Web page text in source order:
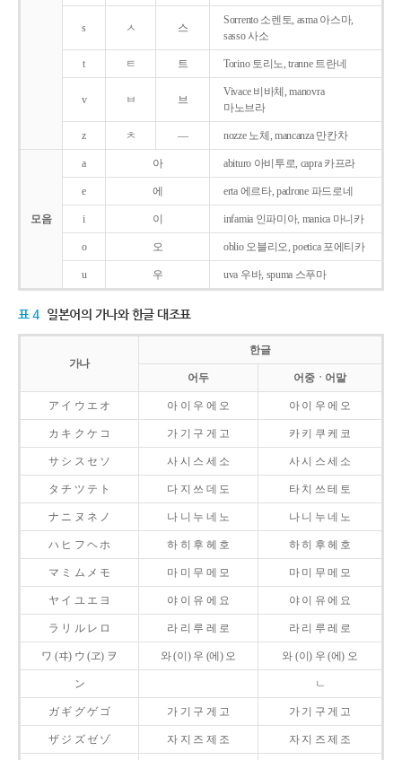
s ㅅ 스
Sorrento 소렌토, asma 아스마,
sasso 사소
t ㅌ 트 Torino 토리노, tranne 트란네
v ㅂ 브
Vivace 비바체, manovra
마노브라
z ㅊ ― nozze 노체, mancanza 만칸차
모음
a 아 abituro 아비투로, capra 카프라
e 에 erta 에르타, padrone 파드로네
i 이 infamia 인파미아, manica 마니카
o 오 oblio 오블리오, poetica 포에티카
u 우 uva 우바, spuma 스푸마
표 4 일본어의 가나와 한글 대조표
가나
한글
어두 어중ㆍ어말
ア イ ウ エ オ 아 이 우 에 오 아 이 우 에 오
カ キ ク ケ コ 가 기 구 게 고 카 키 쿠 케 코
サ シ ス セ ソ 사 시 스 세 소 사 시 스 세 소
タ チ ツ テ ト 다 지 쓰 데 도 타 치 쓰 테 토
ナ ニ ヌ ネ ノ 나 니 누 네 노 나 니 누 네 노
ハ ヒ フ ヘ ホ 하 히 후 헤 호 하 히 후 헤 호
マ ミ ム メ モ 마 미 무 메 모 마 미 무 메 모
ヤ イ ユ エ ヨ 야 이 유 에 요 야 이 유 에 요
ラ リ ル レ ロ 라 리 루 레 로 라 리 루 레 로
ワ (ヰ) ウ (ヱ) ヲ 와 (이) 우 (에) 오 와 (이) 우 (에) 오
ン ㄴ
ガ ギ グ ゲ ゴ 가 기 구 게 고 가 기 구 게 고
ザ ジ ズ ゼ ゾ 자 지 즈 제 조 자 지 즈 제 조